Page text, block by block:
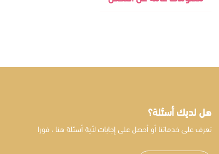
هل لديك أسئلة؟
تعرف على خدماتنا أو أحصل على إجابات لأية أسئلة هنا ، فورا